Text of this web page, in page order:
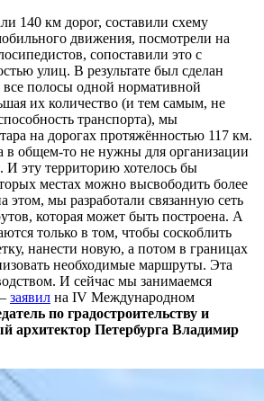
140 км дорог, составили схему
движения, посмотрели на
сопоставили это с
улиц. В результате был сделан
все полосы одной нормативной
их количество (и тем самым, не
транспорта), мы
на дорогах протяжённостью 117 км.
в общем-то не нужны для организации
эту территорию хотелось бы
местах можно высвободить более
этом, мы разработали связанную сеть
которая может быть построена. А
только в том, чтобы соскоблить
нанести новую, а потом в границах
необходимые маршруты. Эта
И сейчас мы занимаемся
заявил на IV Международном
по градостроительству и
архитектор Петербурга Владимир